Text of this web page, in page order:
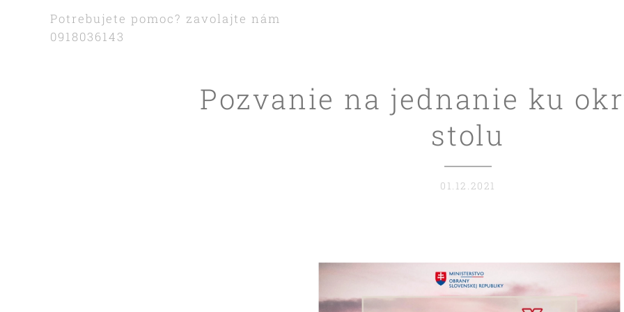
Potrebujete pomoc? zavolajte nám
0918036143
Pozvanie na jednanie ku
stolu
01.12.2021